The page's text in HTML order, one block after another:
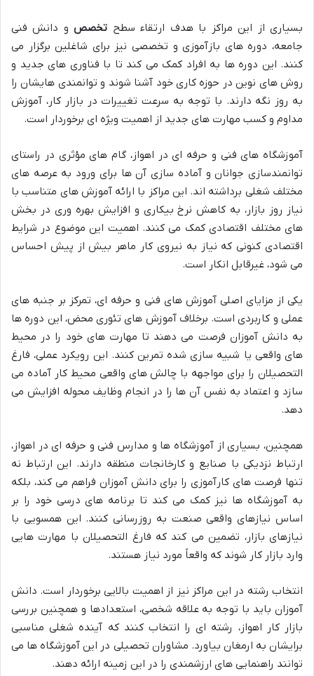
بسیاری از این مراکز با هدف ارتقاء سطح تخصصو دانش فنی
جامعه، دوره های بازآموزی و تخصصی نیز برای شاغلین برگزار می
کنند. این دوره ها به افراد کمک می کند تا با فناوری های جدید و
روش های نوین در حوزه کاری خود آشنا شوند و توانمندی هایشان را
به روز نگه دارند. با توجه به سرعت تغییرات در بازار کار، آموزش
مداوم و کسب مهارت های جدید از اهمیت ویژه ای برخوردار است.
آموزشگاه های فنی و حرفه ای در اهواز، گام های مؤثری در راستای
توانمندسازی جوانان و آماده سازی آن ها برای ورود به عرصه های
مختلف شغلی برداشته اند. این مراکز با ارائه آموزش های متناسب با
نیاز روز بازار، به کاهش نرخ بیکاری و افزایش بهره وری در بخش
های مختلف اقتصادی کمک می کنند. اهمیت این موضوع در شرایط
اقتصادی کنونی که نیاز به نیروی کار ماهر بیش از پیش احساس
می شود، غیرقابل انکار است.
یکی از مزایای اصلی آموزش های فنی و حرفه ای، تمرکز بر جنبه های
عملی و کاربردی است. برخلاف آموزش های تئوری محض، این دوره ها
به دانش آموزان فرصت می دهند تا مهارت های خود را در محیط
های واقعی یا شبیه سازی شده تمرین کنند. این رویکرد عملی، فارغ
التحصیلان را برای مواجهه با چالش های واقعی محیط کار آماده می
سازد و اعتماد به نفس آن ها را در انجام وظایف محوله افزایش می
دهد.
همچنین، بسیاری از آموزشگاه ها و مدارس فنی و حرفه ای در اهواز،
ارتباط نزدیکی با صنایع و کارخانجات منطقه دارند. این ارتباط نه
تنها فرصت های کارآموزی را برای دانش آموزان فراهم می کند، بلکه
به آموزشگاه ها نیز کمک می کند تا برنامه های درسی خود را بر
اساس نیازهای واقعی صنعت به روزرسانی کنند. این همسویی با
نیازهای بازار، تضمین می کند که فارغ التحصیلان با مهارت هایی
وارد بازار کار شوند که واقعاً مورد نیاز هستند.
انتخاب رشته در این مراکز نیز از اهمیت بالایی برخوردار است. دانش
آموزان باید با توجه به علاقه شخصی، استعدادها و همچنین بررسی
بازار کار اهواز، رشته ای را انتخاب کنند که آینده شغلی مناسبی
برایشان به ارمغان بیاورد. مشاوران تحصیلی در این آموزشگاه ها می
توانند راهنمایی های ارزشمندی را در این زمینه ارائه دهند.